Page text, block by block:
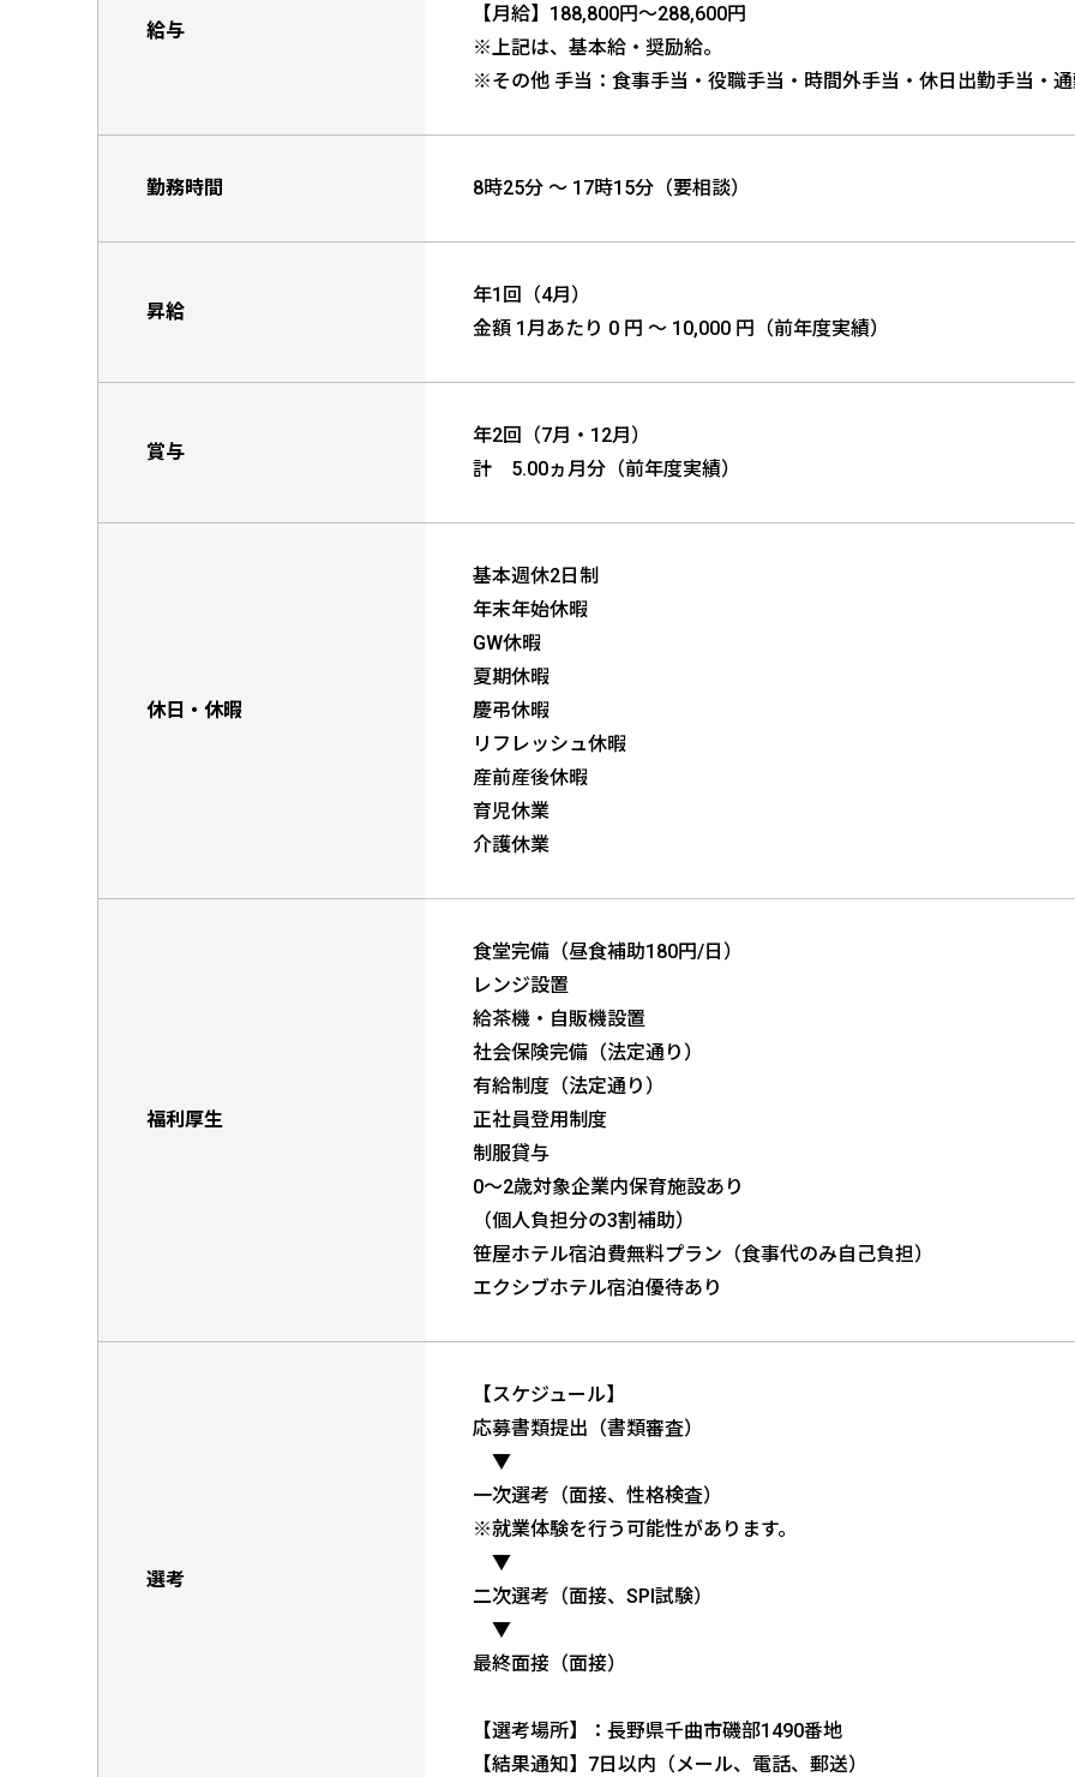
給与
【月給】188,800円～288,600円
※上記は、基本給・奨励給。
※その他 手当：食事手当・役職手当・時間外手当・休日出勤手当・
勤務時間 8時25分 〜 17時15分（要相談）
昇給
年1回（4月）
金額 1月あたり 0 円 〜 10,000 円（前年度実績）
賞与
年2回（7月・12月）
計 5.00ヵ月分（前年度実績）
休日・休暇
基本週休2日制
年末年始休暇
GW休暇
夏期休暇
慶弔休暇
リフレッシュ休暇
産前産後休暇
育児休業
介護休業
福利厚生
食堂完備（昼食補助180円/日）
レンジ設置
給茶機・自販機設置
社会保険完備（法定通り）
有給制度（法定通り）
正社員登用制度
制服貸与
0～2歳対象企業内保育施設あり
（個人負担分の3割補助）
笹屋ホテル宿泊費無料プラン（食事代のみ自己負担）
エクシブホテル宿泊優待あり
選考
【スケジュール】
応募書類提出（書類審査）
▼
一次選考（面接、性格検査）
※就業体験を行う可能性があります。
▼
二次選考（面接、SPI試験）
▼
最終面接（面接）
【選考場所】：長野県千曲市磯部1490番地
【結果通知】7日以内（メール、電話、郵送）